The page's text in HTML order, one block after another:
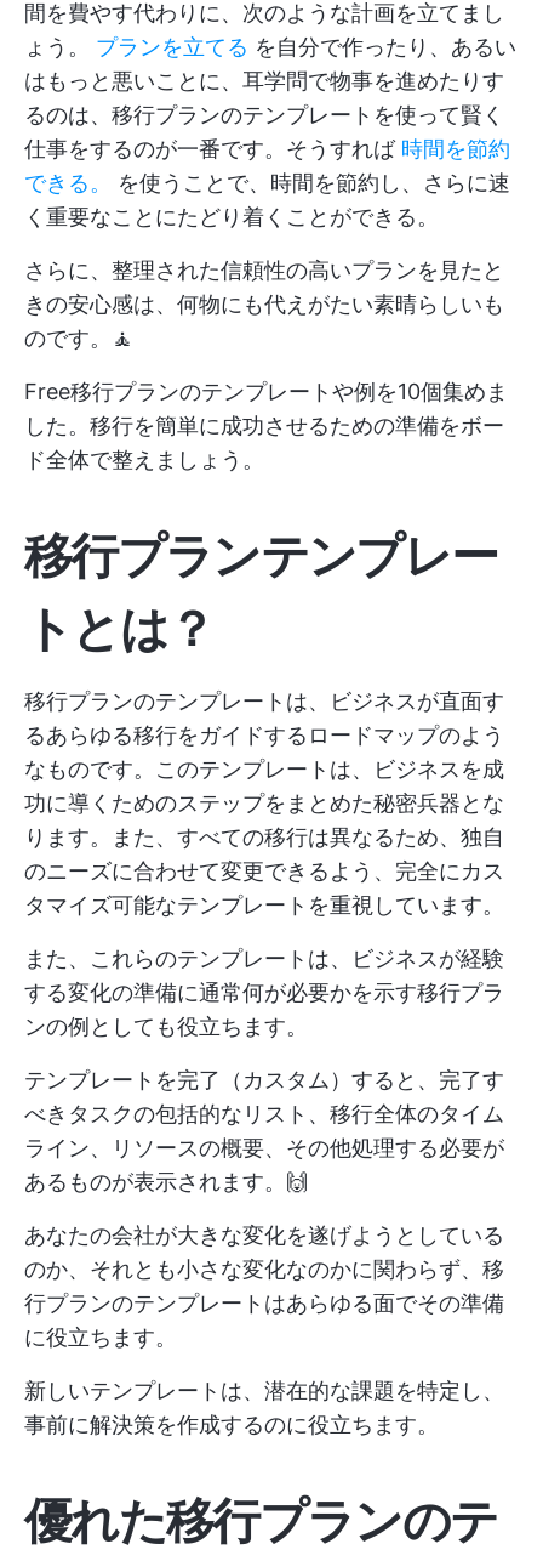
間を費やす代わりに、次のような計画を立てまし
ょう。 プランを立てる を自分で作ったり、あるい
はもっと悪いことに、耳学問で物事を進めたりす
るのは、移行プランのテンプレートを使って賢く
仕事をするのが一番です。そうすれば 時間を節約
できる。
を使うことで、時間を節約し、さらに速
く重要なことにたどり着くことができる。
さらに、整理された信頼性の高いプランを見たと
きの安心感は、何物にも代えがたい素晴らしいも
のです。🧘
Free移行プランのテンプレートや例を10個集めま
した。移行を簡単に成功させるための準備をボー
ド全体で整えましょう。
移行プランテンプレー
トとは？
移行プランのテンプレートは、ビジネスが直面す
るあらゆる移行をガイドするロードマップのよう
なものです。このテンプレートは、ビジネスを成
功に導くためのステップをまとめた秘密兵器とな
ります。また、すべての移行は異なるため、独自
のニーズに合わせて変更できるよう、完全にカス
タマイズ可能なテンプレートを重視しています。
また、これらのテンプレートは、ビジネスが経験
する変化の準備に通常何が必要かを示す移行プラ
ンの例としても役立ちます。
テンプレートを完了（カスタム）すると、完了す
べきタスクの包括的なリスト、移行全体のタイム
ライン、リソースの概要、その他処理する必要が
あるものが表示されます。🙌
あなたの会社が大きな変化を遂げようとしている
のか、それとも小さな変化なのかに関わらず、移
行プランのテンプレートはあらゆる面でその準備
に役立ちます。
新しいテンプレートは、潜在的な課題を特定し、
事前に解決策を作成するのに役立ちます。
優れた移行プランのテ